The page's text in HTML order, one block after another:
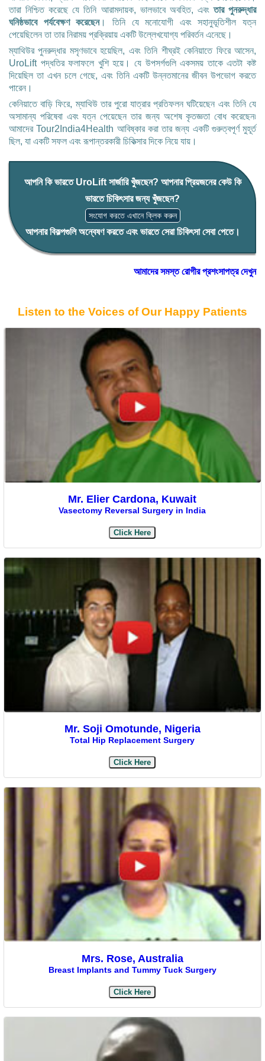
তারা নিশ্চিত করেছে যে তিনি আরামদায়ক, ভালভাবে অবহিত, এবংতার পুনরুদ্ধার
ঘনিষ্ঠভাবে পর্যবেক্ষণ করেছেন। তিনি যে মনোযোগী এবং সহানুভূতিশীল যত্ন
পেয়েছিলেন তা তার নিরাময় প্রক্রিয়ায় একটি উল্লেখযোগ্য পরিবর্তন এনেছে।
ম্যাথিউর পুনরুদ্ধার মসৃণভাবে হয়েছিল, এবং তিনি শীঘ্রই কেনিয়াতে ফিরে আসেন,
UroLift পদ্ধতির ফলাফলে খুশি হয়ে। যে উপসর্গগুলি একসময় তাকে এতটা কষ্ট
দিয়েছিল তা এখন চলে গেছে, এবং তিনি একটি উন্নতমানের জীবন উপভোগ করতে
পারেন।
কেনিয়াতে বাড়ি ফিরে, ম্যাথিউ তার পুরো যাত্রার প্রতিফলন ঘটিয়েছেন এবং তিনি যে
অসামান্য পরিষেবা এবং যত্ন পেয়েছেন তার জন্য অশেষ কৃতজ্ঞতা বোধ করেছেন৷
আমাদের Tour2India4Health আবিষ্কার করা তার জন্য একটি গুরুত্বপূর্ণ মুহূর্ত
ছিল, যা একটি সফল এবং রূপান্তরকারী চিকিত্সার দিকে নিয়ে যায়।
আপনি কি ভারতে UroLift সার্জারি খুঁজছেন? আপনার প্রিয়জনের কেউ কি
ভারতে চিকিৎসার জন্য খুঁজছেন?
সংযোগ করতে এখানে ক্লিক করুন
আপনার বিকল্পগুলি অন্বেষণ করতে এবং ভারতে সেরা চিকিৎসা সেবা পেতে।
আমাদের সমস্ত রোগীর প্রশংসাপত্র দেখুন
Listen to the Voices of Our Happy Patients
Mr. Elier Cardona, Kuwait
Vasectomy Reversal Surgery in India
Click Here
Mr. Soji Omotunde, Nigeria
Total Hip Replacement Surgery
Click Here
Mrs. Rose, Australia
Breast Implants and Tummy Tuck Surgery
Click Here